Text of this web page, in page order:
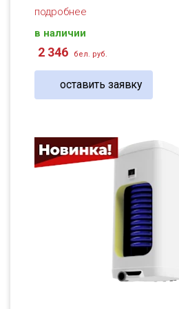
подробнее
в наличии
2 346 бел. руб.
оставить заявку